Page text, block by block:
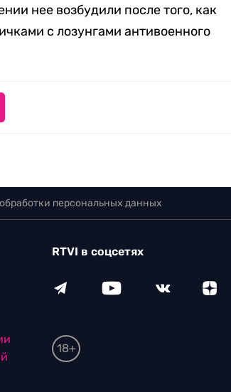
нее возбудили после того, как
с лозунгами антивоенного
персональных данных
RTVI в соцсетях
18+